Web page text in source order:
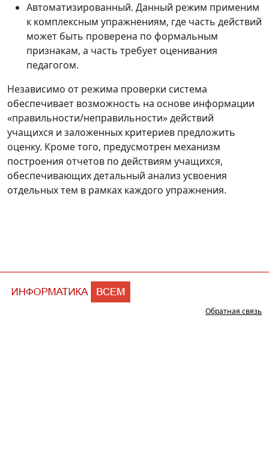
Автоматизированный. Данный режим применим
к комплексным упражнениям, где часть действий
может быть проверена по формальным
признакам, а часть требует оценивания
педагогом.
Независимо от режима проверки система
обеспечивает возможность на основе информации
«правильности/неправильности» действий
учащихся и заложенных критериев предложить
оценку. Кроме того, предусмотрен механизм
построения отчетов по действиям учащихся,
обеспечивающих детальный анализ усвоения
отдельных тем в рамках каждого упражнения.
Обратная связь